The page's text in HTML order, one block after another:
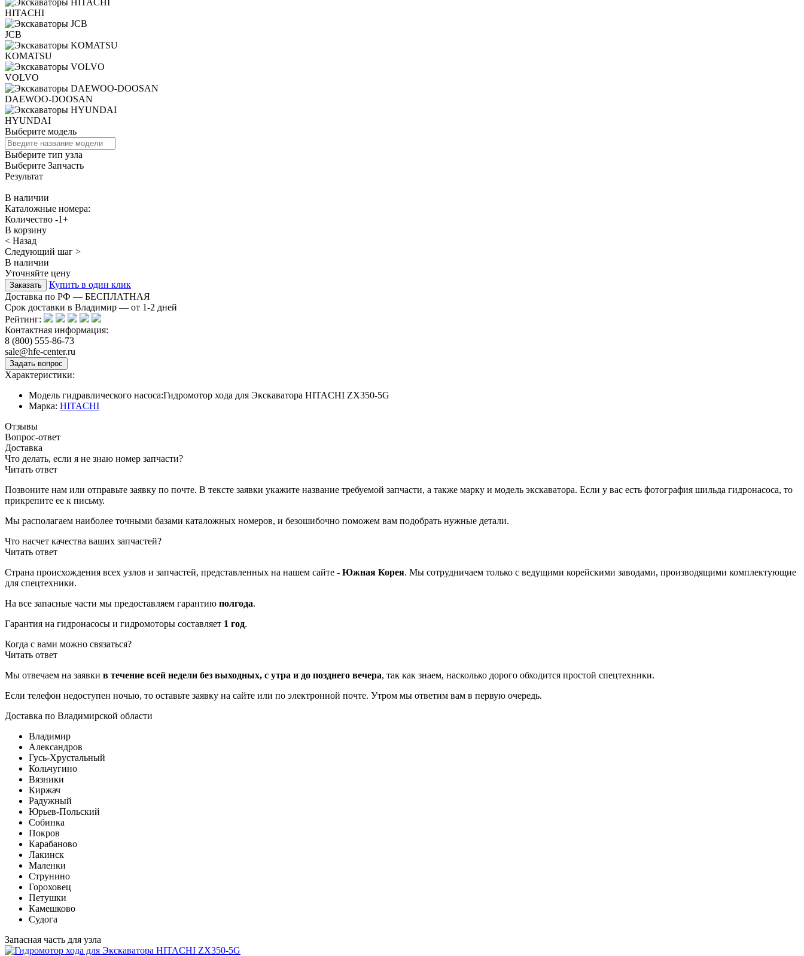
HITACHI
JCB
KOMATSU
VOLVO
DAEWOO-DOOSAN
HYUNDAI
Выберите модель
Выберите тип узла
Выберите Запчасть
Результат
В наличии
Каталожные номера:
Количество -1+
В корзину
< Назад
Следующий шаг >
В наличии
Уточняйте цену
Купить в один клик
Доставка по РФ — БЕСПЛАТНАЯ
Срок доставки в Владимир — от 1-2 дней
Рейтинг:
Контактная информация:
8 (800) 555-86-73
sale@hfe-center.ru
Характеристики:
Модель гидравлического насоса:Гидромотор хода для Экскаватора HITACHI ZX350-5G
Марка: HITACHI
Отзывы
Вопрос-ответ
Доставка
Что делать, если я не знаю номер запчасти?
Читать ответ
Позвоните нам или отправьте заявку по почте. В тексте заявки укажите название требуемой запчасти, а также марку и модель экскаватора. Если у вас есть фотография шильда гидронасоса, то
прикрепите ее к письму.
Мы располагаем наиболее точными базами каталожных номеров, и безошибочно поможем вам подобрать нужные детали.
Что насчет качества ваших запчастей?
Читать ответ
Страна происхождения всех узлов и запчастей, представленных на нашем сайте - Южная Корея. Мы сотрудничаем только с ведущими корейскими заводами, производящими комплектующие
для спецтехники.
На все запасные части мы предоставляем гарантию полгода.
Гарантия на гидронасосы и гидромоторы составляет 1 год.
Когда с вами можно связаться?
Читать ответ
Мы отвечаем на заявки в течение всей недели без выходных, с утра и до позднего вечера, так как знаем, насколько дорого обходится простой спецтехники.
Если телефон недоступен ночью, то оставьте заявку на сайте или по электронной почте. Утром мы ответим вам в первую очередь.
Доставка по Владимирской области
Владимир
Александров
Гусь-Хрустальный
Кольчугино
Вязники
Киржач
Радужный
Юрьев-Польский
Собинка
Покров
Карабаново
Лакинск
Маленки
Струнино
Гороховец
Петушки
Камешково
Судога
Запасная часть для узла